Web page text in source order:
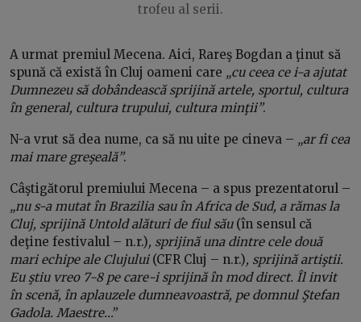
trofeu al serii.
A urmat premiul Mecena. Aici, Rareş Bogdan a ţinut să
spună că există în Cluj oameni care „cu ceea ce i-a ajutat
Dumnezeu să dobândească sprijină artele, sportul, cultura
în general, cultura trupului, cultura minţii”.
N-a vrut să dea nume, ca să nu uite pe cineva – „ar fi cea
mai mare greşeală”.
Câştigătorul premiului Mecena – a spus prezentatorul –
„nu s-a mutat în Brazilia sau în Africa de Sud, a rămas la
Cluj, sprijină Untold alături de fiul său (în sensul că
deţine festivalul – n.r.), sprijină una dintre cele două
mari echipe ale Clujului (CFR Cluj – n.r.), sprijină artiştii.
Eu ştiu vreo 7-8 pe care-i sprijină în mod direct. Îl invit
în scenă, în aplauzele dumneavoastră, pe domnul Ştefan
Gadola. Maestre…”